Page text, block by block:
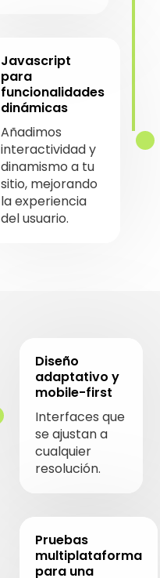
Javascript
para
funcionalidades
dinámicas
Añadimos
interactividad y
dinamismo a tu
sitio, mejorando
la experiencia
del usuario.
Diseño
adaptativo y
mobile-first
Interfaces que
se ajustan a
cualquier
resolución.
Pruebas
multiplataforma
para una